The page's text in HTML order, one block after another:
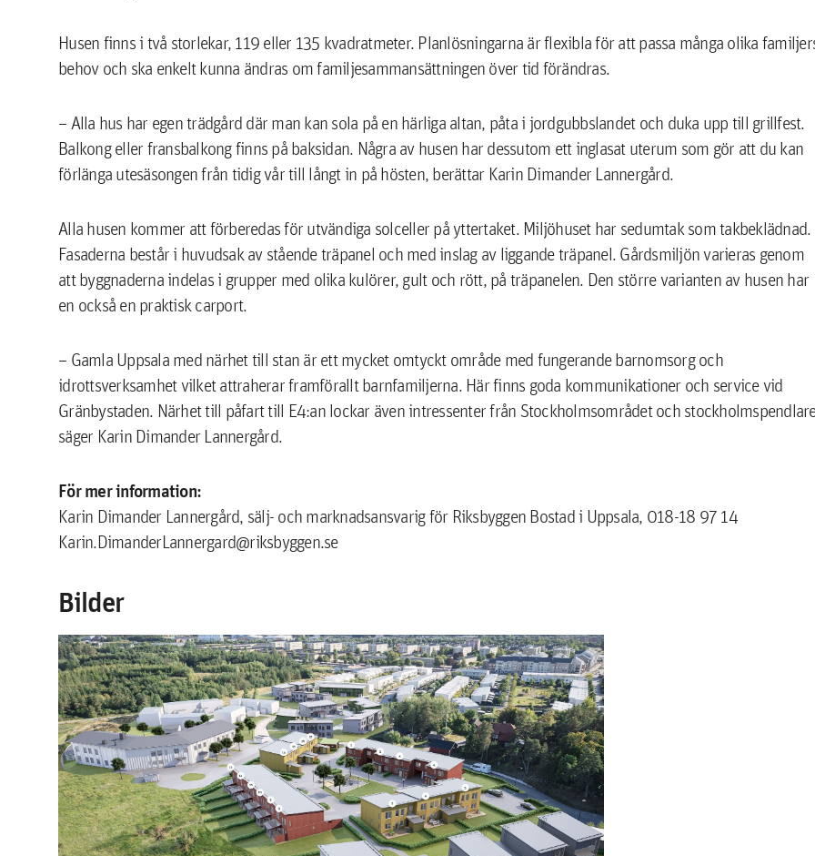
Husen finns i två storlekar, 119 eller 135 kvadratmeter. Planlösningarna är flexibla för att passa många olika
behov och ska enkelt kunna ändras om familjesammansättningen över tid förändras.
– Alla hus har egen trädgård där man kan sola på en härliga altan, påta i jordgubbslandet och duka upp till grillfest.
Balkong eller fransbalkong finns på baksidan. Några av husen har dessutom ett inglasat uterum som gör att du kan
förlänga utesäsongen från tidig vår till långt in på hösten, berättar Karin Dimander Lannergård.
Alla husen kommer att förberedas för utvändiga solceller på yttertaket. Miljöhuset har sedumtak som takbeklädnad.
Fasaderna består i huvudsak av stående träpanel och med inslag av liggande träpanel. Gårdsmiljön varieras genom
att byggnaderna indelas i grupper med olika kulörer, gult och rött, på träpanelen. Den större varianten av husen har
en också en praktisk carport.
– Gamla Uppsala med närhet till stan är ett mycket omtyckt område med fungerande barnomsorg och
idrottsverksamhet vilket attraherar framförallt barnfamiljerna. Här finns goda kommunikationer och service vid
Gränbystaden. Närhet till påfart till E4:an lockar även intressenter från Stockholmsområdet och
säger Karin Dimander Lannergård.
För mer information:
Karin Dimander Lannergård, sälj- och marknadsansvarig för Riksbyggen Bostad i Uppsala, 018-18 97 14
Karin.DimanderLannergard@riksbyggen.se
Bilder